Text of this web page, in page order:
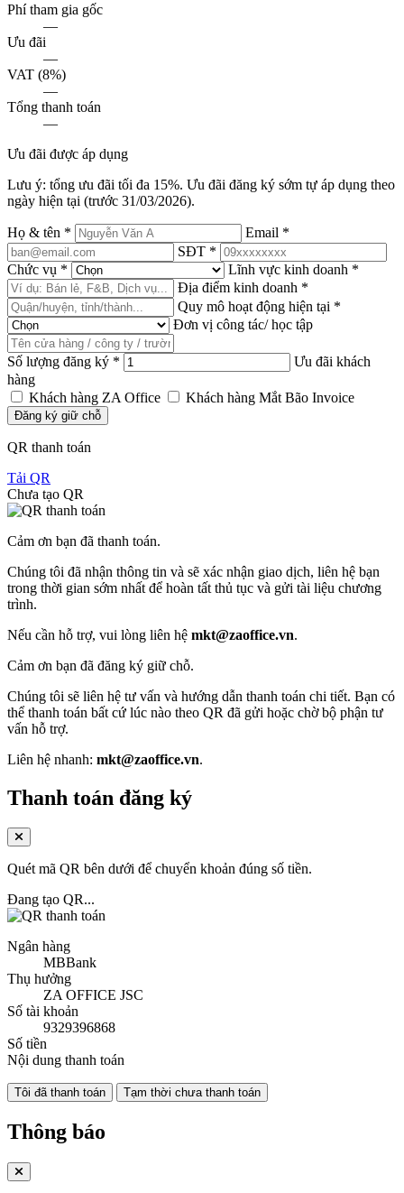
Phí tham gia gốc
—
Ưu đãi
—
VAT (8%)
—
Tổng thanh toán
—
Ưu đãi được áp dụng
Lưu ý: tổng ưu đãi tối đa 15%. Ưu đãi đăng ký sớm tự áp dụng theo
ngày hiện tại (trước 31/03/2026).
Họ & tên * Email *
SĐT *
Chức vụ * Lĩnh vực kinh doanh *
Địa điểm kinh doanh *
Quy mô hoạt động hiện tại *
Đơn vị công tác/ học tập
Số lượng đăng ký *
Ưu đãi khách
hàng
Khách hàng ZA Office
Khách hàng Mắt Bão Invoice
Đăng ký giữ chỗ
QR thanh toán
Tải QR
Chưa tạo QR
Cảm ơn bạn đã thanh toán.
Chúng tôi đã nhận thông tin và sẽ xác nhận giao dịch, liên hệ bạn
trong thời gian sớm nhất để hoàn tất thủ tục và gửi tài liệu chương
trình.
Nếu cần hỗ trợ, vui lòng liên hệ mkt@zaoffice.vn.
Cảm ơn bạn đã đăng ký giữ chỗ.
Chúng tôi sẽ liên hệ tư vấn và hướng dẫn thanh toán chi tiết. Bạn có
thể thanh toán bất cứ lúc nào theo QR đã gửi hoặc chờ bộ phận tư
vấn hỗ trợ.
Liên hệ nhanh: mkt@zaoffice.vn.
Thanh toán đăng ký
Quét mã QR bên dưới để chuyển khoản đúng số tiền.
Đang tạo QR...
Ngân hàng
MBBank
Thụ hưởng
ZA OFFICE JSC
Số tài khoản
9329396868
Số tiền
Nội dung thanh toán
Tôi đã thanh toán Tạm thời chưa thanh toán
Thông báo